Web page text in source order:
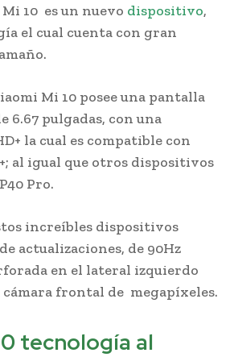
10 es un nuevo dispositivo,
el cual cuenta con gran
Mi 10 posee una pantalla
6.67 pulgadas, con una
la cual es compatible con
al igual que otros dispositivos
Pro.
increíbles dispositivos
actualizaciones, de 90Hz
en el lateral izquierdo
frontal de megapíxeles.
tecnología al